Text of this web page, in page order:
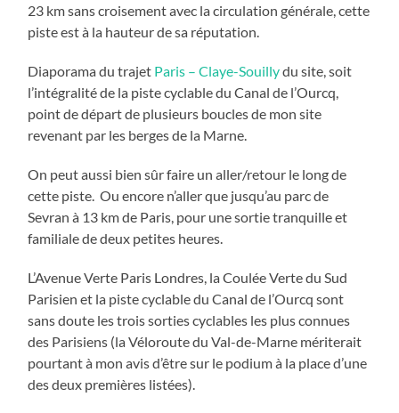
23 km sans croisement avec la circulation générale, cette
piste est à la hauteur de sa réputation.
Diaporama du trajet Paris – Claye-Souillydu site, soit
l’intégralité de la piste cyclable du Canal de l’Ourcq,
point de départ de plusieurs boucles de mon site
revenant par les berges de la Marne.
On peut aussi bien sûr faire un aller/retour le long de
cette piste. Ou encore n’aller que jusqu’au parc de
Sevran à 13 km de Paris, pour une sortie tranquille et
familiale de deux petites heures.
L’Avenue Verte Paris Londres, la Coulée Verte du Sud
Parisien et la piste cyclable du Canal de l’Ourcq sont
sans doute les trois sorties cyclables les plus connues
des Parisiens (la Véloroute du Val-de-Marne mériterait
pourtant à mon avis d’être sur le podium à la place d’une
des deux premières listées).